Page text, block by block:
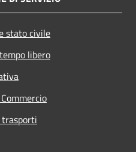
stato civile
libero